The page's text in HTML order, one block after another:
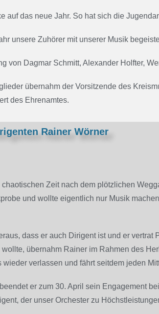
auf das neue Jahr. So hat sich die
unsere Zuhörer mit unserer Musik
von Dagmar Schmitt, Alexander Holfter,
übernahm der Vorsitzende des
des Ehrenamtes.
Rainer Wörner
Zeit nach dem plötzlichen
und wollte eigentlich nur Musik
dass er auch Dirigent ist und er
übernahm Rainer im Rahmen des
wieder verlassen und fährt seitdem jeden
er zum 30. April sein Engagement
der unser Orchester zu